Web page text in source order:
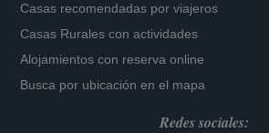
Casas recomendadas por viajeros
Casas Rurales con actividades
Alojamientos con reserva online
Busca por ubicación en el mapa
Redes sociales: